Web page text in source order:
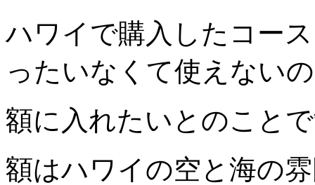
ハワイで購入したコー
ったいなくて使えない
額に入れたいとのこと
額はハワイの空と海の